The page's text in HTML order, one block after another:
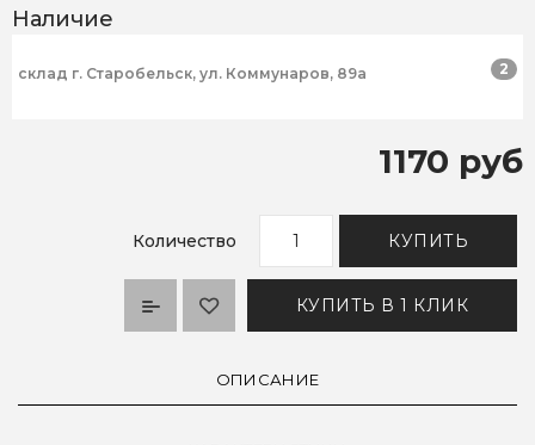
Наличие
склад г. Старобельск, ул. Коммунаров, 89а 2
1170 руб
Количество КУПИТЬ
КУПИТЬ В 1 КЛИК
ОПИСАНИЕ